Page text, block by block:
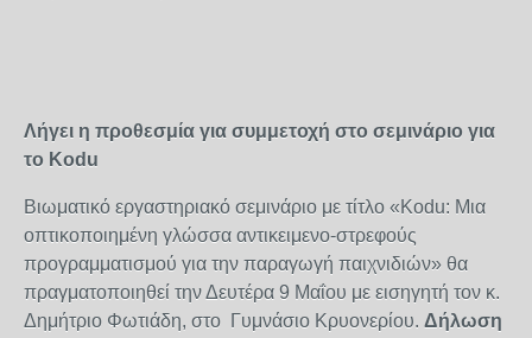
Λήγει η προθεσμία για συμμετοχή στο σεμινάριο για
το Kodu
Βιωματικό εργαστηριακό σεμινάριο με τίτλο «Kodu: Μια
οπτικοποιημένη γλώσσα αντικειμενο-στρεφούς
προγραμματισμού για την παραγωγή παιχνιδιών» θα
πραγματοποιηθεί την Δευτέρα 9 Μαΐου με εισηγητή τον κ.
Δημήτριο Φωτιάδη, στο Γυμνάσιο Κρυονερίου. Δήλωση